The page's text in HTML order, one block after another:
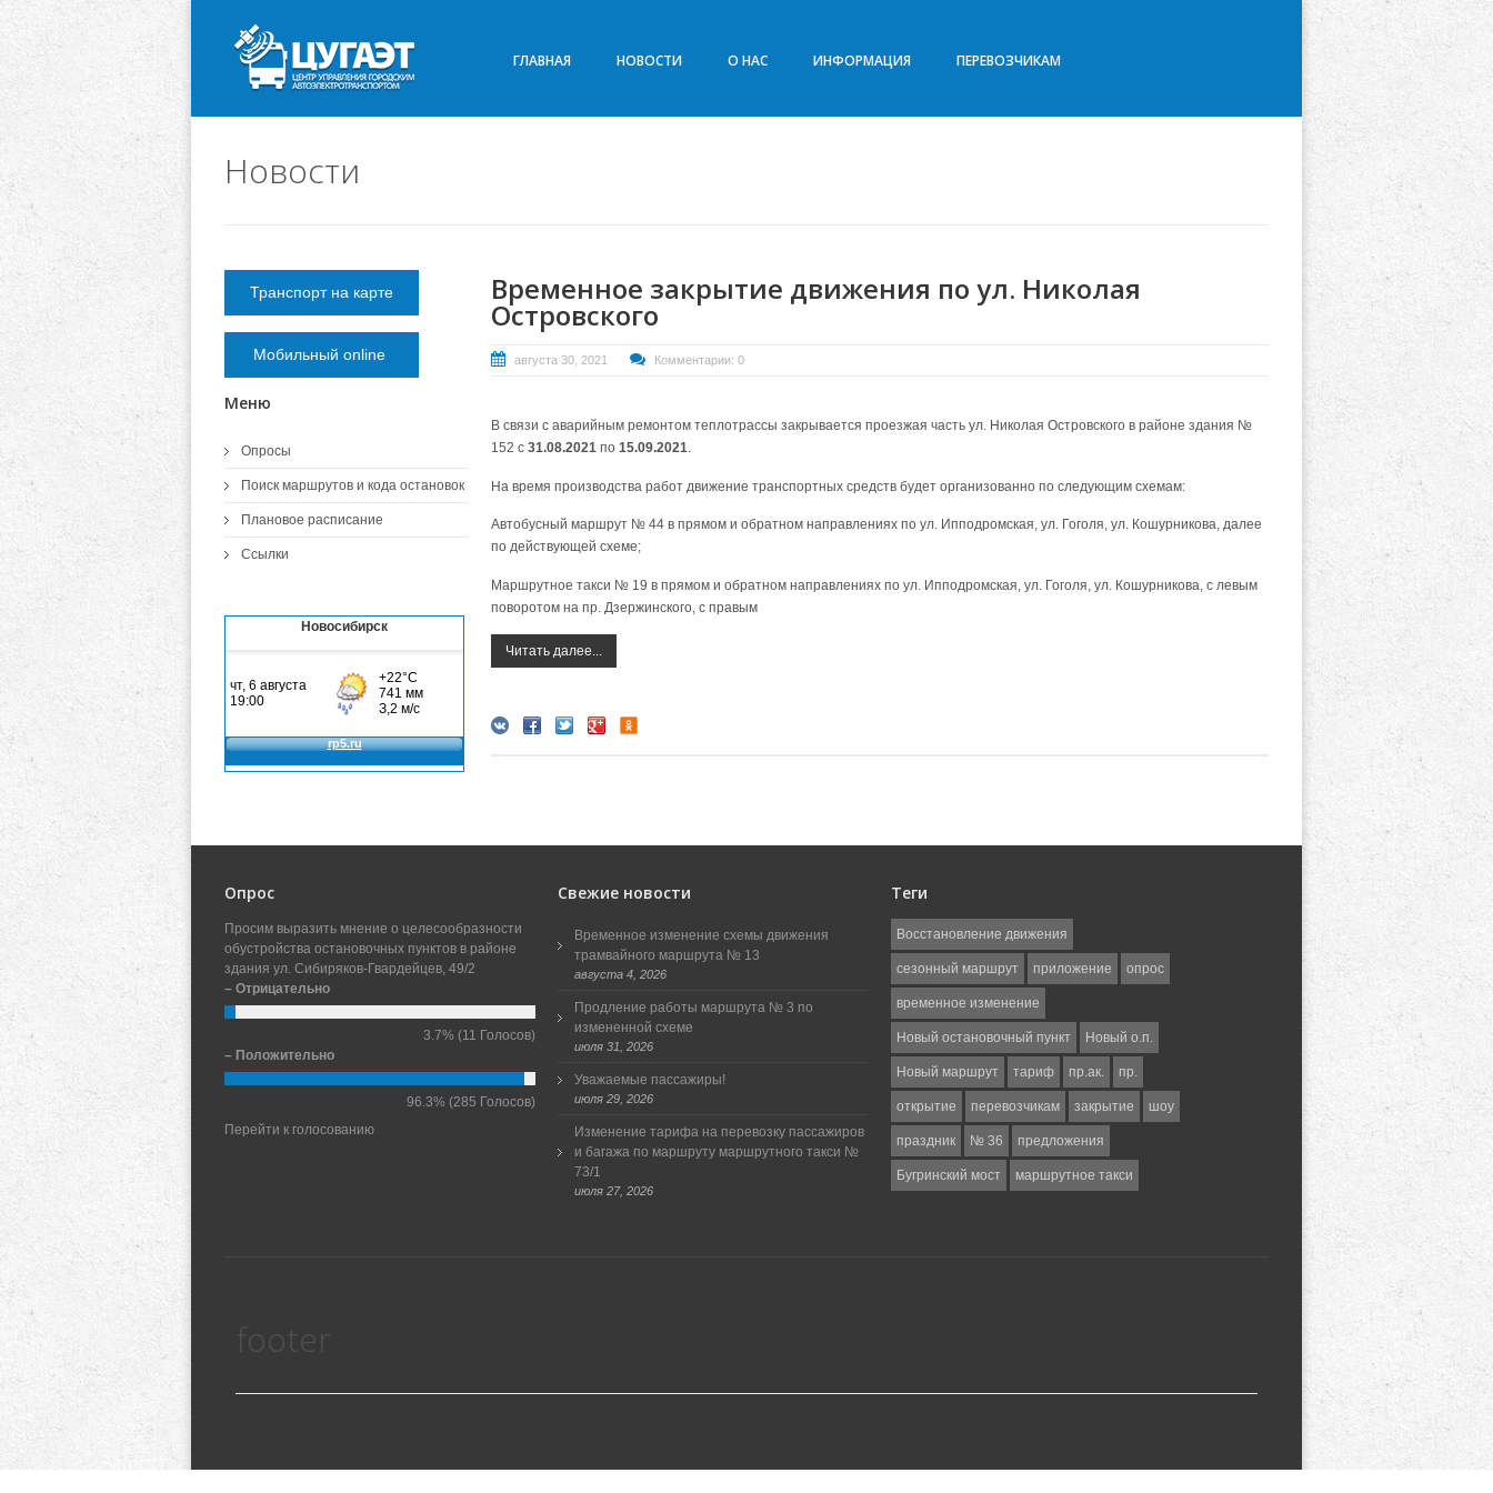
ГЛАВНАЯ НОВОСТИ О НАС ИНФОРМАЦИЯ ПЕРЕВОЗЧИКАМ
Новости
Временное закрытие движения по ул. Николая
Островского
августа 30, 2021 Комментарии: 0
В связи с аварийным ремонтом теплотрассы закрывается проезжая часть ул. Николая Островского в районе здания №
152 с 31.08.2021 по 15.09.2021.
На время производства работ движение транспортных средств будет организованно по следующим схемам:
Автобусный маршрут № 44 в прямом и обратном направлениях по ул. Ипподромская, ул. Гоголя, ул. Кошурникова, далее
по действующей схеме;
Маршрутное такси № 19 в прямом и обратном направлениях по ул. Ипподромская, ул. Гоголя, ул. Кошурникова, с левым
поворотом на пр. Дзержинского, с правым
Читать далее...
Транспорт на карте
Мобильный online
Меню
Опросы
Поиск маршрутов и кода остановок
Плановое расписание
Ссылки
Новосибирск
Опрос
Просим выразить мнение о целесообразности
обустройства остановочных пунктов в районе
здания ул. Сибиряков-Гвардейцев, 49/2
– Отрицательно
3.7% (11 Голосов)
– Положительно
96.3% (285 Голосов)
Перейти к голосованию
Свежие новости
Временное изменение схемы движения
трамвайного маршрута № 13
августа 4, 2026
Продление работы маршрута № 3 по
измененной схеме
июля 31, 2026
Уважаемые пассажиры!
июля 29, 2026
Изменение тарифа на перевозку пассажиров
и багажа по маршруту маршрутного такси №
73/1
июля 27, 2026
Теги
Восстановление движения
сезонный маршрут приложение опрос
временное изменение
Новый остановочный пункт Новый о.п.
Новый маршрут тариф пр.ак. пр.
открытие перевозчикам закрытие шоу
праздник № 36 предложения
Бугринский мост маршрутное такси
footer